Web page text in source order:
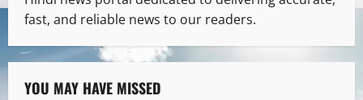
fast, and reliable news to our readers.
YOU MAY HAVE MISSED